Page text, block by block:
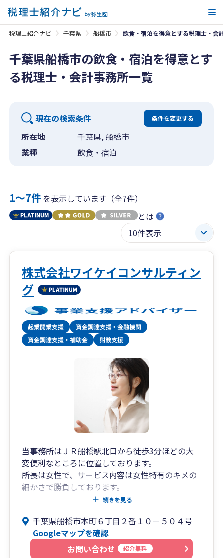
税理士紹介ナビ 千葉県 船橋市 飲食・宿泊を得意とする税理士・会
千葉県船橋市の飲食・宿泊を得意とす
る税理士・会計事務所一覧
現在の検索条件 条件を変更する
所在地
千葉県, 船橋市
業種
飲食・宿泊
1〜7件を表示しています（全7件）
とは
株式会社ワイケイコンサルティン
グ
当事務所はＪＲ船橋駅北口から徒歩3分ほどの大
変便利なところに位置しております。
所長は女性で、サービス内容は女性特有のキメの
細かさで勝負しております。
所員は、所長のほかに弥生のインストラクター2
計7名という事務所です。
続きを見る
千葉県船橋市本町６丁目２番１０－５０４号
Googleマップを確認
お問い合わせ
紹介無料